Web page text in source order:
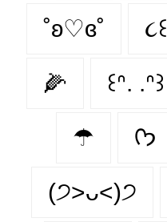
˚ʚ♡ɞ˚
🌽 ꒰ᐢ. .ᐢ꒱
☂ ᡣ𐭩
(੭˃ᴗ˂)੭